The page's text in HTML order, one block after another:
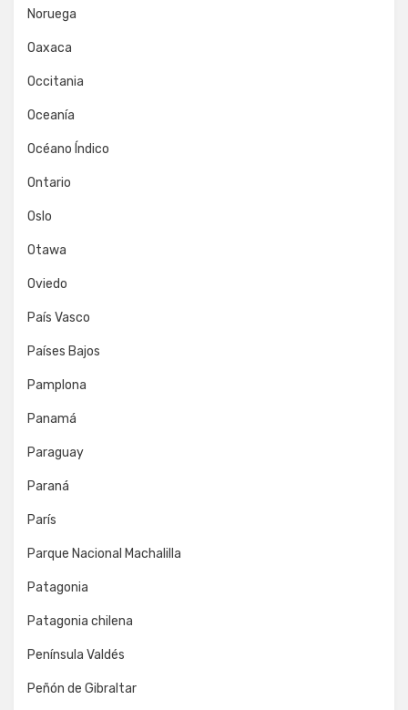
Noruega
Oaxaca
Occitania
Oceanía
Océano Índico
Ontario
Oslo
Otawa
Oviedo
País Vasco
Países Bajos
Pamplona
Panamá
Paraguay
Paraná
París
Parque Nacional Machalilla
Patagonia
Patagonia chilena
Península Valdés
Peñón de Gibraltar